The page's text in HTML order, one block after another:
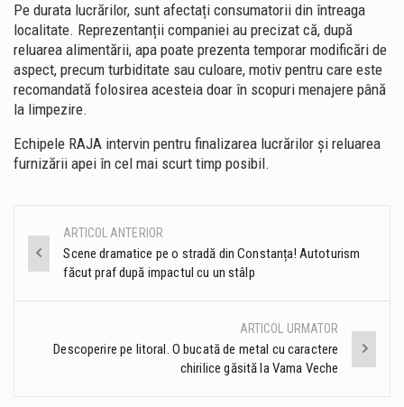
Pe durata lucrărilor, sunt afectați consumatorii din întreaga
localitate. Reprezentanții companiei au precizat că, după
reluarea alimentării, apa poate prezenta temporar modificări de
aspect, precum turbiditate sau culoare, motiv pentru care este
recomandată folosirea acesteia doar în scopuri menajere până
la limpezire.
Echipele RAJA intervin pentru finalizarea lucrărilor și reluarea
furnizării apei în cel mai scurt timp posibil.
Post
navigation
ARTICOL ANTERIOR
Scene dramatice pe o stradă din Constanța! Autoturism
făcut praf după impactul cu un stâlp
ARTICOL URMATOR
Descoperire pe litoral. O bucată de metal cu caractere
chirilice găsită la Vama Veche